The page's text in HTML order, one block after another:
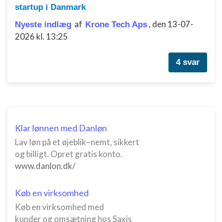
startup i Danmark
Nyeste indlæg af Krone Tech Aps , den 13-07-
2026 kl. 13:25
4 svar
Klar lønnen med Danløn
Lav løn på et øjeblik–nemt, sikkert
og billigt. Opret gratis konto.
www.danlon.dk/
Køb en virksomhed
Køb en virksomhed med
kunder og omsætning hos Saxis
Måle indholdseffektivitet
Forstå målgrupper gennem statistikker eller
kombinationer af oplysninger fra forskellige
kilder
placeringsoplysninger
Identificere enheder baseret på aktivt
anmodede oplysninger
Nødvendig
Ydeevne